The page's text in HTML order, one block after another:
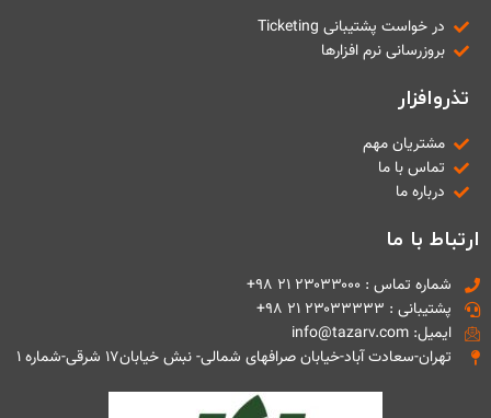
در خواست پشتیبانی Ticketing
بروزرسانی نرم افزارها
تذروافزار
مشتریان مهم
تماس با ما
درباره ما
ارتباط با ما
شماره تماس : ۲۳۰۳۳۰۰۰ ۲۱ ۹۸+
پشتیبانی : ۲۳۰۳۳۳۳۳ ۲۱ ۹۸+
ایمیل: info@tazarv.com
تهران-سعادت آباد-خیابان صرافهای شمالی- نبش خیابان۱۷ شرقی-شماره ۱